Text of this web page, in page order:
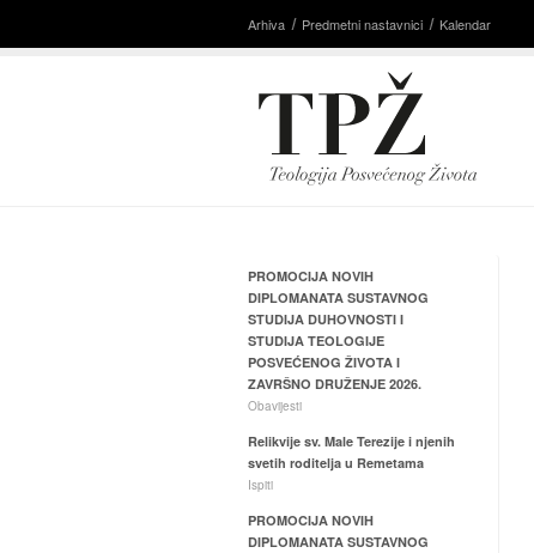
Arhiva Predmetni nastavnici Kalendar
PROMOCIJA NOVIH
DIPLOMANATA SUSTAVNOG
STUDIJA DUHOVNOSTI I
STUDIJA TEOLOGIJE
POSVEĆENOG ŽIVOTA I
ZAVRŠNO DRUŽENJE 2026.
Obavijesti
Relikvije sv. Male Terezije i njenih
svetih roditelja u Remetama
Ispiti
PROMOCIJA NOVIH
DIPLOMANATA SUSTAVNOG